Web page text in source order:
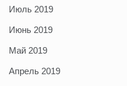
Июль 2019
Июнь 2019
Май 2019
Апрель 2019